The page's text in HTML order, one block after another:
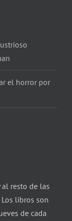
el horror por
resto de las
libros son
de cada